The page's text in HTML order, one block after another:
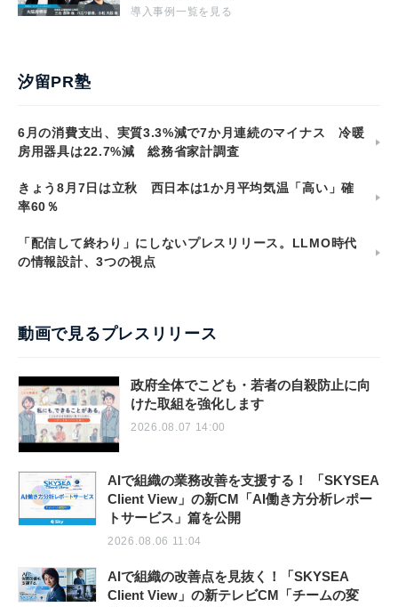
導入事例一覧を見る
汐留PR塾
6月の消費支出、実質3.3%減で7か月連続のマイナス 冷暖
房用器具は22.7%減 総務省家計調査
きょう8月7日は立秋 西日本は1か月平均気温「高い」確
率60％
「配信して終わり」にしないプレスリリース。LLMO時代
の情報設計、3つの視点
動画で見るプレスリリース
政府全体でこども・若者の自殺防止に向
けた取組を強化します
2026.08.07 14:00
AIで組織の業務改善を支援する！ 「SKYSEA
Client View」の新CM「AI働き方分析レポー
トサービス」篇を公開
2026.08.06 11:04
AIで組織の改善点を見抜く！「SKYSEA
Client View」の新テレビCM「チームの変